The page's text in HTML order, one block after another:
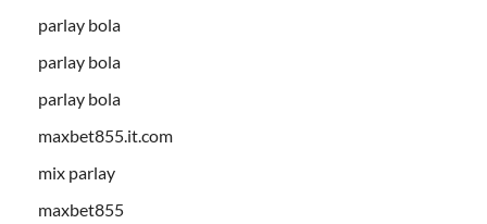
parlay bola
parlay bola
parlay bola
maxbet855.it.com
mix parlay
maxbet855